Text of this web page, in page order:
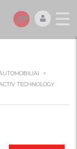
>
TECHNOLOGY